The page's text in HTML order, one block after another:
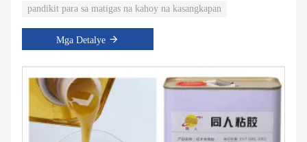
pandikit para sa matigas na kahoy na kasangkapan
Mga Detalye